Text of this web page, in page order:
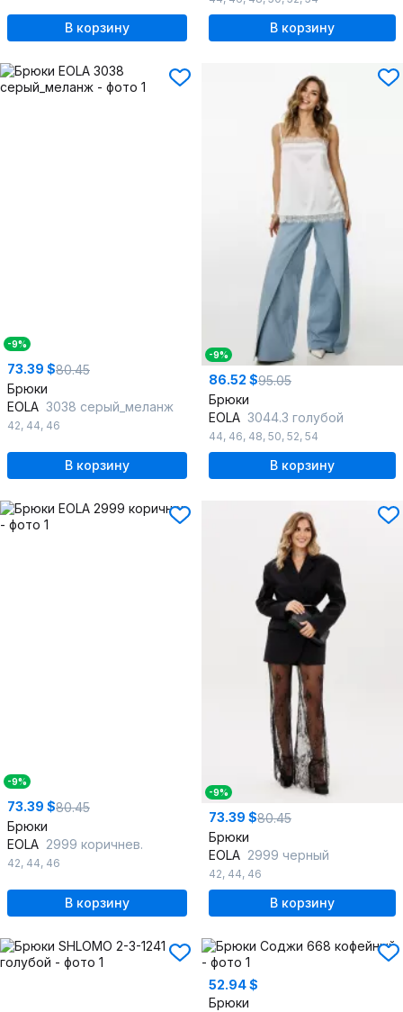
В корзину В корзину
-9%
73.39 $80.45
Брюки
EOLA 3038 серый_меланж
42, 44, 46
В корзину
-9%
86.52 $95.05
Брюки
EOLA 3044.3 голубой
44, 46, 48, 50, 52, 54
В корзину
-9%
73.39 $80.45
Брюки
EOLA 2999 коричнев.
42, 44, 46
В корзину
-9%
73.39 $80.45
Брюки
EOLA 2999 черный
42, 44, 46
В корзину
52.94 $
Брюки